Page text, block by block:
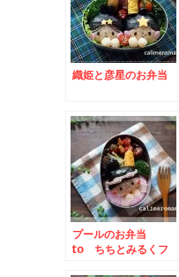
織姫と彦星のお弁当
プールのお弁当
to ちちとみるくフ